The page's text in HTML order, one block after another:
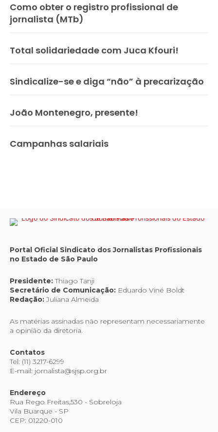
Como obter o registro profissional de
jornalista (MTb)
Total solidariedade com Juca Kfouri!
Sindicalize-se e diga “não” à precarização
João Montenegro, presente!
Campanhas salariais
Portal Oficial Sindicato dos Jornalistas Profissionais
no Estado de São Paulo
Presidente:Thiago Tanji
Secretário de Comunicação: Eduardo Viné Boldt
Redação:Juliana Almeida
As matérias assinadas não representam necessariamente
a opinião da diretoria.
Contatos
Tel: (11) 3217-6299
E-mail: jornalista@sjsp.org.br
Endereço
Rua Rego Freitas,530 - Sobreloja
Vila Buarque - SP
CEP: 01220-010